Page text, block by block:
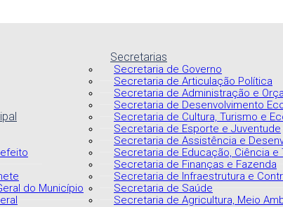
do Município
Secretarias
Secretaria de Governo
Secretaria de Articulação Política
Secretaria de Administração e
Secretaria de Desenvolvimento
Secretaria de Cultura, Turismo e
Secretaria de Esporte e Juventude
Secretaria de Assistência e
Secretaria de Educação, Ciência e
Secretaria de Finanças e Fazenda
Secretaria de Infraestrutura e
Secretaria de Saúde
Secretaria de Agricultura, Meio